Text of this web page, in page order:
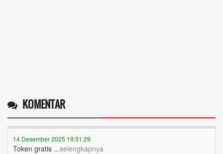
KOMENTAR
14 Desember 2025 19:31:29
Token gratis ...selengkapnya
Nuripah